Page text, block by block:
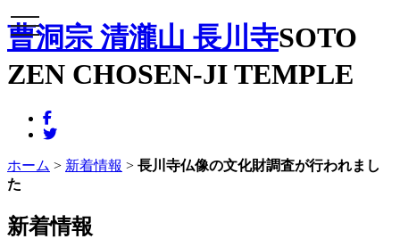
曹洞宗 清瀧山 長川寺SOTO
ZEN CHOSEN-JI TEMPLE
メニュー
ホーム > 新着情報 > 長川寺仏像の文化財調査が行われまし
た
新着情報